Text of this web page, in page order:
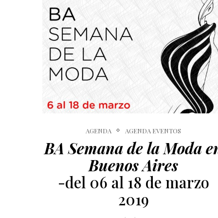
AGENDA AGENDA EVENTOS
BA Semana de la Moda
Buenos Aires
-del 06 al 18 de marzo
2019